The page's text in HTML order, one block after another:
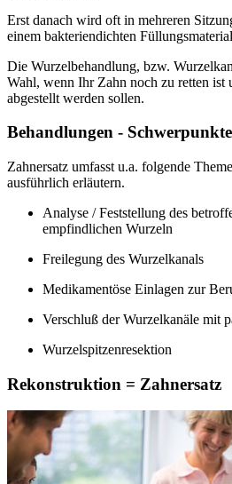
Erst danach wird oft in mehreren
einem bakteriendichten
Die Wurzelbehandlung, bzw.
Wahl, wenn Ihr Zahn noch zu retten ist
abgestellt werden sollen.
Behandlungen - Schwerpunkte
Zahnersatz umfasst u.a. folgende
ausführlich erläutern.
Analyse / Feststellung des
empfindlichen Wurzeln
Freilegung des Wurzelkanals
Medikamentöse Einlagen zur
Verschluß der Wurzelkanäle mit
Wurzelspitzenresektion
Rekonstruktion = Zahnersatz